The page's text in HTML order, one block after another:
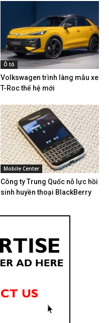
Ô tô
Volkswagen trình làng mẫu xe
T-Roc thế hệ mới
Mobile Center
Công ty Trung Quốc nỗ lực hồi
sinh huyền thoại BlackBerry